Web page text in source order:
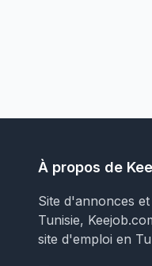
À propos de
Site d'annonces
Tunisie,
site d'emploi en